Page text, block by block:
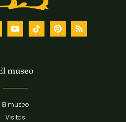
museo
El museo
Visitas